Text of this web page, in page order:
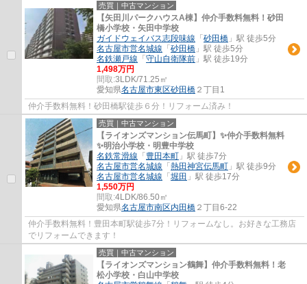
売買｜中古マンション
【矢田川パークハウスA棟】仲介手数料無料！砂田
橋小学校・矢田中学校
ガイドウェイバス志段味線 「 砂田橋 」駅 徒歩5分
名古屋市営名城線 「 砂田橋 」駅 徒歩5分
名鉄瀬戸線 「 守山自衛隊前 」駅 徒歩19分
1,498万円
間取:3LDK/71.25㎡
愛知県名古屋市東区砂田橋 ２丁目1
仲介手数料無料！砂田橋駅徒歩６分！リフォーム済み！
売買｜中古マンション
【ライオンズマンション伝馬町】✨️仲介手数料無料
✨️明治小学校・明豊中学校
名鉄常滑線 「 豊田本町 」駅 徒歩7分
名古屋市営名城線 「 熱田神宮伝馬町 」駅 徒歩9分
名古屋市営名城線 「 堀田 」駅 徒歩17分
1,550万円
間取:4LDK/86.50㎡
愛知県名古屋市南区内田橋 ２丁目6-22
仲介手数料無料！豊田本町駅徒歩7分！リフォームなし。お好きな工務店
でリフォームできます！
売買｜中古マンション
【ライオンズマンション鶴舞】仲介手数料無料！老
松小学校・白山中学校